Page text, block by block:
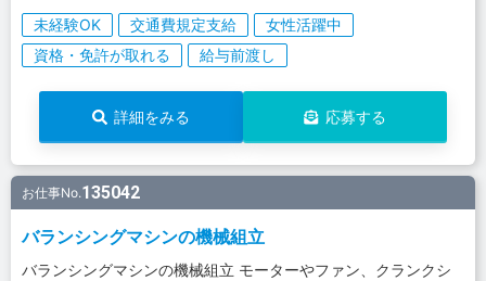
未経験OK 交通費規定支給
女性活躍中
資格・免許が取れる
給与前渡し
詳細をみる 応募する
お仕事No.135042
バランシングマシンの機械組立
バランシングマシンの機械組立 モーターやファン、クランクシ